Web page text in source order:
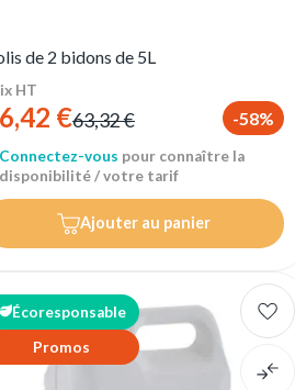
de 2 bidons de 5L
HT
€63,32 € -58%
Connectez-vous pour connaître la
disponibilité / votre tarif
Ajouter au panier
Écoresponsable
Promos